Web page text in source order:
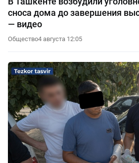
сноса дома до завершения
— видео
Общество4 августа 12:05